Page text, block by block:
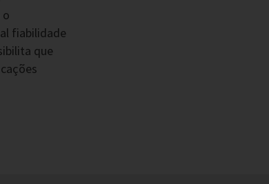
fiabilidade
que